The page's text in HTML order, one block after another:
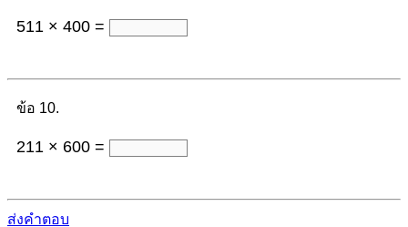
511 × 400 =
ข้อ 10.
211 × 600 =
ส่งคำตอบ